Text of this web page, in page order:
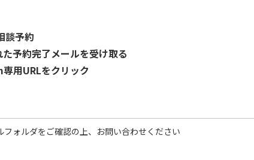
談予約
予約完了メールを受け取る
用URLをクリック
ォルダをご確認の上、お問い合わせください